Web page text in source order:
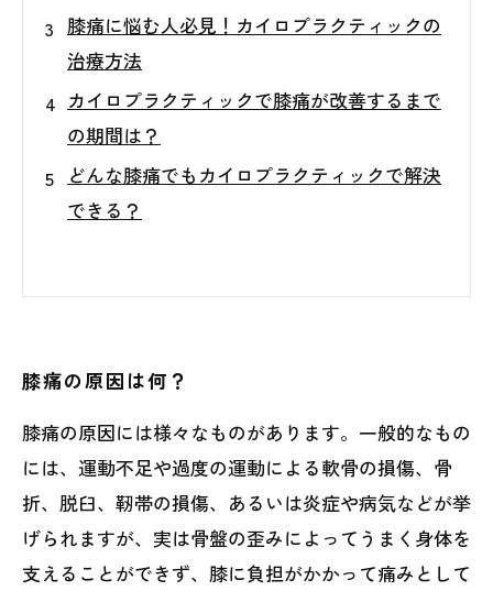
膝痛に悩む人必見！カイロプラクティックの
治療方法
カイロプラクティックで膝痛が改善するまで
の期間は？
どんな膝痛でもカイロプラクティックで解決
できる？
膝痛の原因は何？
膝痛の原因には様々なものがあります。一般的なもの
には、運動不足や過度の運動による軟骨の損傷、骨
折、脱臼、靭帯の損傷、あるいは炎症や病気などが挙
げられますが、実は骨盤の歪みによってうまく身体を
支えることができず、膝に負担がかかって痛みとして